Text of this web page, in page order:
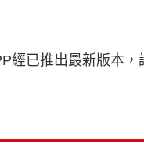
經已推出最新版本